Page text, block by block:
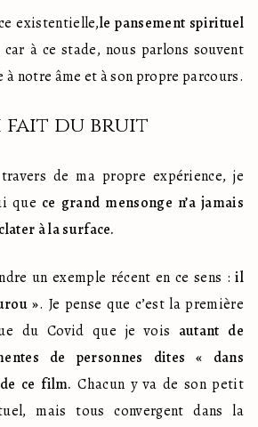
existentielle,le pansement spirituel
car à ce stade, nous parlons souvent
à notre âme et à son propre parcours.
fait du bruit
de ma propre expérience, je
que ce grand mensonge n’a jamais
à la surface.
un exemple récent en ce sens : il
». Je pense que c’est la première
du Covid que je vois autant de
de personnes dites « dans
ce film. Chacun y va de son petit
mais tous convergent dans la